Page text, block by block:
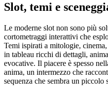
Slot, temi e
Le moderne slot non sono più
cortometraggi interattivi che
Temi ispirati a mitologie,
in tableau ricchi di dettagli,
evocative. Il piacere è spesso
anima, un intermezzo che
sequenza che sembra un